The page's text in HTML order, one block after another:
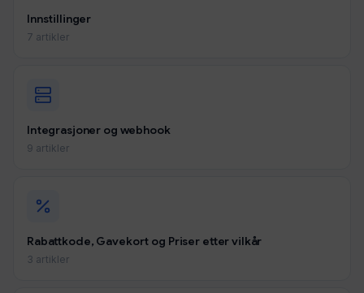
Innstillinger
7 artikler
Integrasjoner og webhook
9 artikler
Rabattkode, Gavekort og Priser etter vilkår
3 artikler